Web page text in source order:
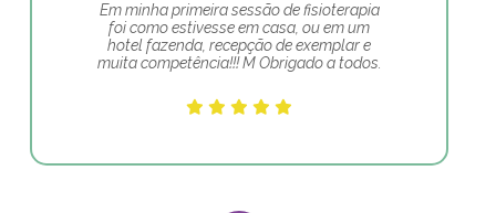
Em minha primeira sessão de fisioterapia
foi como estivesse em casa, ou em um
hotel fazenda, recepção de exemplar e
muita competência!!! M Obrigado a todos.